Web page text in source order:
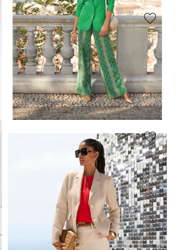
MADELEINE
Blazer
149,95 €239,95 €
MADELEINE
239,95 €